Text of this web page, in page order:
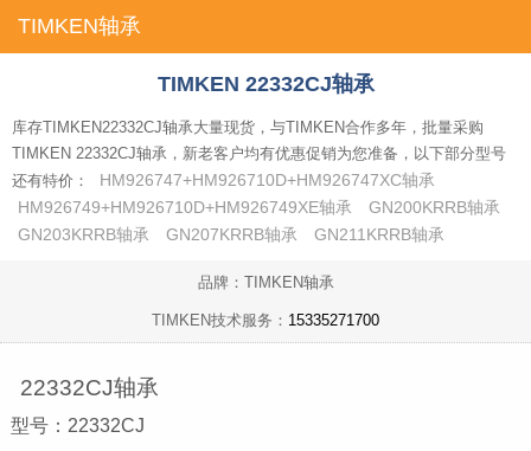
TIMKEN轴承
首页
TIMKEN 22332CJ轴承
库存TIMKEN22332CJ轴承大量现货，与TIMKEN合作多年，批量采购
TIMKEN 22332CJ轴承，新老客户均有优惠促销为您准备，以下部分型号
还有特价：
HM926747+HM926710D+HM926747XC轴承
HM926749+HM926710D+HM926749XE轴承
GN200KRRB轴承
GN203KRRB轴承
GN207KRRB轴承 GN211KRRB轴承
品牌：TIMKEN轴承
TIMKEN技术服务： 15335271700
22332CJ轴承
型号：22332CJ